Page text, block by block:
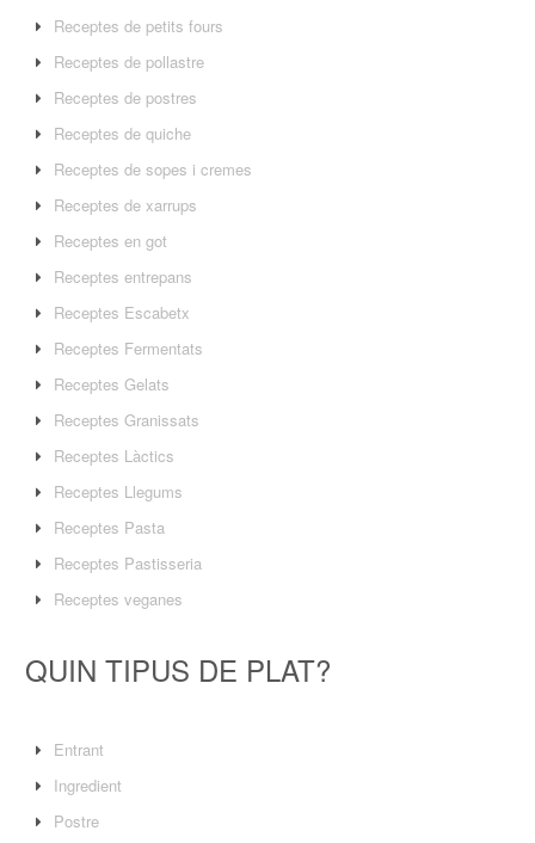
Receptes de petits fours
Receptes de pollastre
Receptes de postres
Receptes de quiche
Receptes de sopes i cremes
Receptes de xarrups
Receptes en got
Receptes entrepans
Receptes Escabetx
Receptes Fermentats
Receptes Gelats
Receptes Granissats
Receptes Làctics
Receptes Llegums
Receptes Pasta
Receptes Pastisseria
Receptes veganes
QUIN TIPUS DE PLAT?
Entrant
Ingredient
Postre